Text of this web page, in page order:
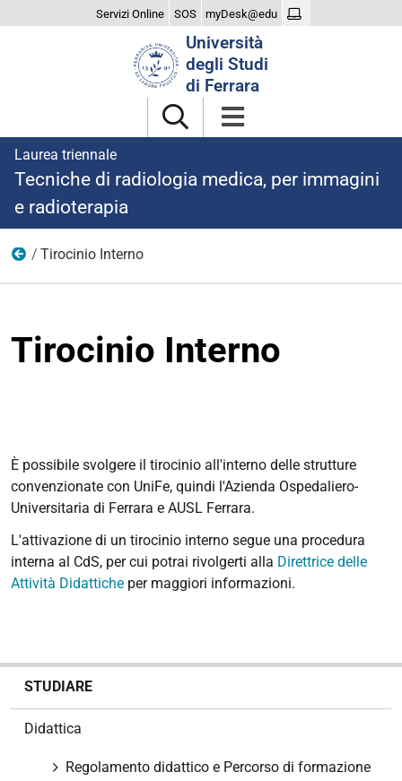
Servizi Online SOS myDesk@edu
Università
degli Studi
di Ferrara
Laurea triennale
Tecniche di radiologia medica, per immagini
e radioterapia
Tirocinio
Tirocinio Interno
Tirocinio Interno
È possibile svolgere il tirocinio all'interno delle strutture
convenzionate con UniFe, quindi l'Azienda Ospedaliero-
Universitaria di Ferrara e AUSL Ferrara.
L'attivazione di un tirocinio interno segue una procedura
interna al CdS, per cui potrai rivolgerti alla Direttrice delle
Attività Didattiche per maggiori informazioni.
STUDIARE
Didattica
Regolamento didattico e Percorso di formazione